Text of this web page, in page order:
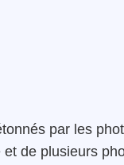
par les
et de plusieurs